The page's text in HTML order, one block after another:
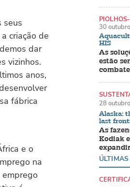
seus
criação de
dar
vizinhos.
anos,
fábrica
e o
na
emprego
HIS
As
estão
30
Alaska:
last
As
Kodiak
expandir
28